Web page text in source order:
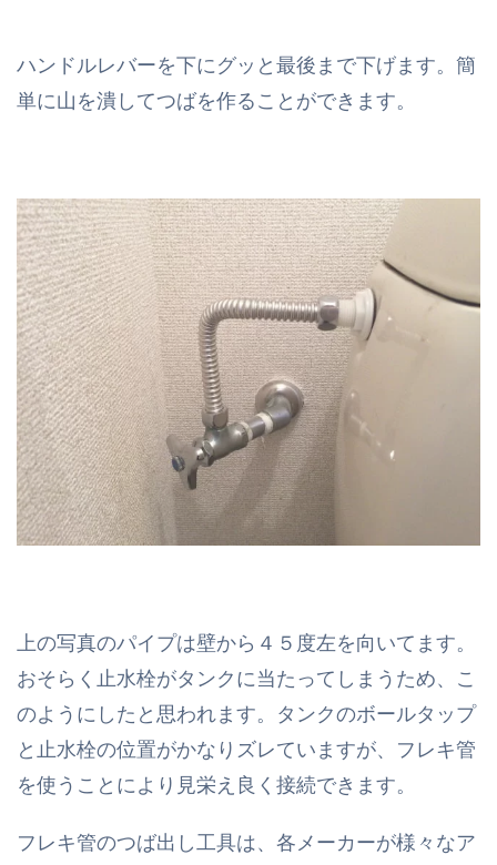
ハンドルレバーを下にグッと最後まで下げます。簡
単に山を潰してつばを作ることができます。
上の写真のパイプは壁から４５度左を向いてます。
おそらく止水栓がタンクに当たってしまうため、こ
のようにしたと思われます。タンクのボールタップ
と止水栓の位置がかなりズレていますが、フレキ管
を使うことにより見栄え良く接続できます。
フレキ管のつば出し工具は、各メーカーが様々なア